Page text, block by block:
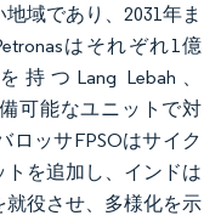
域であり、2031年ま
はそれぞれ1億
つLang Lebah、
可能なユニットで対
ロッサFPSOはサイク
を追加し、インドは
役させ、多様化を示